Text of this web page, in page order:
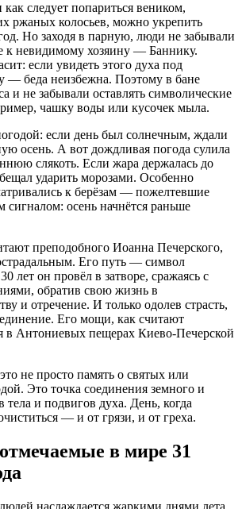
как следует попариться веником,
ржаных колосьев, можно укрепить
Но заходя в парную, люди не забывали
к невидимому хозяину — Баннику.
если увидеть этого духа под
— беда неизбежна. Поэтому в бане
и не забывали оставлять символические
чашку воды или кусочек мыла.
если день был солнечным, ждали
осень. А вот дождливая погода сулила
слякоть. Если жара держалась до
ударить морозами. Особенно
к берёзам — пожелтевшие
сигналом: осень начнётся раньше
преподобного Иоанна Печерского,
Его путь — символ
лет он провёл в затворе, сражаясь с
обратив свою жизнь в
и отречение. И только одолев страсть,
Его мощи, как считают
в Антониевых пещерах Киево-Печерской
не просто память о святых или
Это точка соединения земного и
тела и подвигов духа. День, когда
— и от грязи, и от греха.
в мире 31
наслаждается жаркими днями лета,